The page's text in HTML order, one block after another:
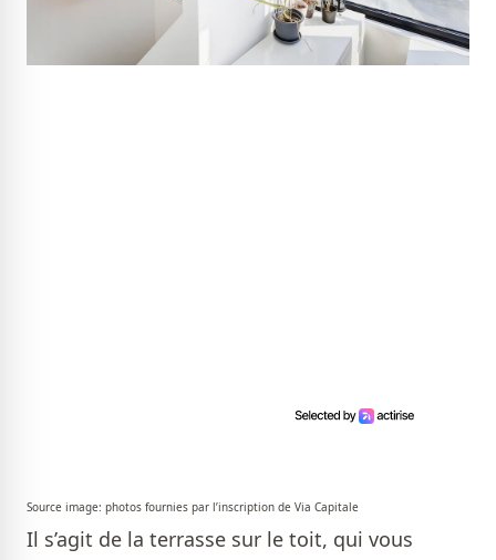
Source image: photos fournies par l’inscription de Via Capitale
Il s’agit de la terrasse sur le toit, qui vous